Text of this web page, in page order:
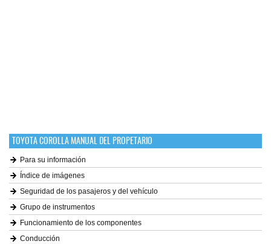
TOYOTA COROLLA MANUAL DEL PROPETARIO
Para su información
Índice de imágenes
Seguridad de los pasajeros y del vehículo
Grupo de instrumentos
Funcionamiento de los componentes
Conducción